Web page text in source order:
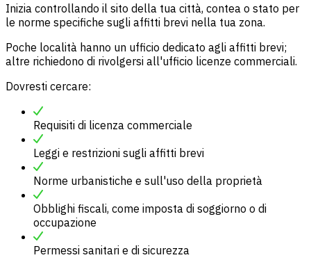
Inizia controllando il sito della tua città, contea o stato per
le norme specifiche sugli affitti brevi nella tua zona.
Poche località hanno un ufficio dedicato agli affitti brevi;
altre richiedono di rivolgersi all'ufficio licenze commerciali.
Dovresti cercare:
Requisiti di licenza commerciale
Leggi e restrizioni sugli affitti brevi
Norme urbanistiche e sull'uso della proprietà
Obblighi fiscali, come imposta di soggiorno o di
occupazione
Permessi sanitari e di sicurezza